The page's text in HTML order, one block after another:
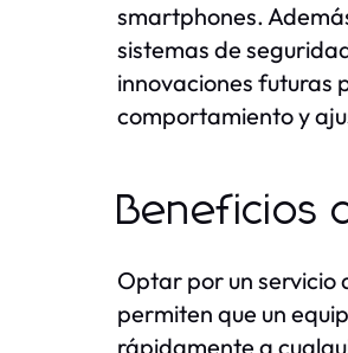
smartphones.
sistemas de
innovaciones futuras
comportamiento y
Beneficios
Optar por un servicio
permiten que un
rápidamente a